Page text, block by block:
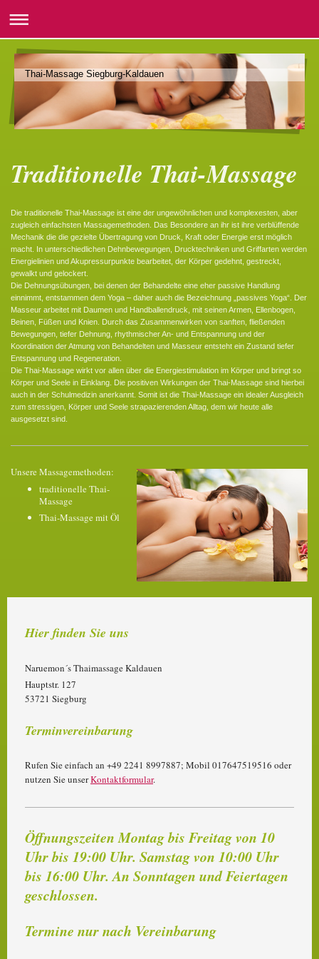
Thai-Massage Siegburg-Kaldauen
Traditionelle Thai-Massage
Die traditionelle Thai-Massage ist eine der ungewöhnlichen und komplexesten, aber
zugleich einfachsten Massagemethoden. Das Besondere an ihr ist ihre verblüffende
Mechanik die die gezielte Übertragung von Druck, Kraft oder Energie erst möglich
macht. In unterschiedlichen Dehnbewegungen, Drucktechniken und Griffarten werden
Energielinien und Akupressurpunkte bearbeitet, der Körper gedehnt, gestreckt,
gewalkt und gelockert.
Die Dehnungsübungen, bei denen der Behandelte eine eher passive Handlung
einnimmt, entstammen dem Yoga – daher auch die Bezeichnung „passives Yoga“. Der
Masseur arbeitet mit Daumen und Handballendruck, mit seinen Armen, Ellenbogen,
Beinen, Füßen und Knien. Durch das Zusammenwirken von sanften, fließenden
Bewegungen, tiefer Dehnung, rhythmischer An- und Entspannung und der
Koordination der Atmung von Behandelten und Masseur entsteht ein Zustand tiefer
Entspannung und Regeneration.
Die Thai-Massage wirkt vor allen über die Energiestimulation im Körper und bringt so
Körper und Seele in Einklang. Die positiven Wirkungen der Thai-Massage sind hierbei
auch in der Schulmedizin anerkannt. Somit ist die Thai-Massage ein idealer Ausgleich
zum stressigen, Körper und Seele strapazierenden Alltag, dem wir heute alle
ausgesetzt sind.
Unsere Massagemethoden:
traditionelle Thai-
Massage
Thai-Massage mit Öl
Hier finden Sie uns
Naruemon´s Thaimassage Kaldauen
Hauptstr. 127
53721 Siegburg
Terminvereinbarung
Rufen Sie einfach an +49 2241 8997887; Mobil 017647519516 oder
nutzen Sie unserKontaktformular.
Öffnungszeiten Montag bis Freitag von 10
Uhr bis 19:00 Uhr. Samstag von 10:00 Uhr
bis 16:00 Uhr. An Sonntagen und Feiertagen
geschlossen.
Termine nur nach Vereinbarung